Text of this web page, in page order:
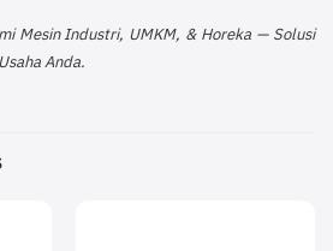
Mesin Industri, UMKM, & Horeka — Solusi
Anda.